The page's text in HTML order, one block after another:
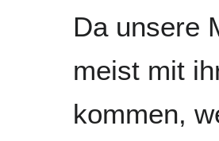
Da unsere
meist mit
kommen,